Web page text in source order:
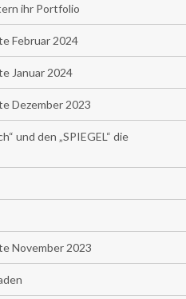
ihr Portfolio
Februar 2024
Januar 2024
Dezember 2023
und den „SPIEGEL“ die
November 2023